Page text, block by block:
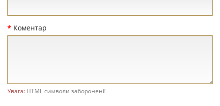
Коментар
Увага: HTML символи заборонені!